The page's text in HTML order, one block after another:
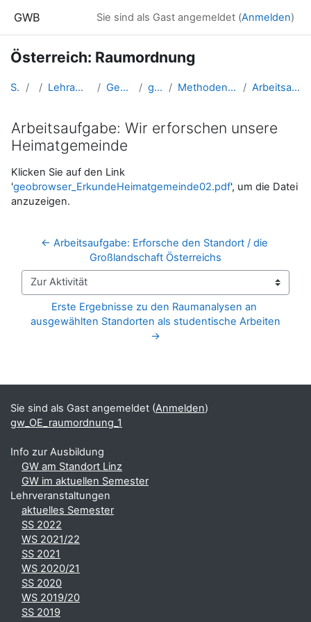
GWB Sie sind als Gast angemeldet (Anmelden)
Österreich: Raumordnung
Startseite Kurse Lehramtsausbildung GW im Cluster Österreich Mitte Gebundenes Wahlfach: Österreich gw_OE_raumordnung_1 Methodenwissen - Fertigkeiten zur Arbeit an Raumordnungsfragen Arbeitsaufgabe: Wir erforschen unsere Heimatgemeinde
Arbeitsaufgabe: Wir erforschen unsere
Heimatgemeinde
Abschlussbedingungen
Klicken Sie auf den Link
'geobrowser_ErkundeHeimatgemeinde02.pdf', um die Datei
anzuzeigen.
← Arbeitsaufgabe: Erforsche den Standort / die
Großlandschaft Österreichs
Zur Aktivität
Erste Ergebnisse zu den Raumanalysen an
ausgewählten Standorten als studentische Arbeiten
→
Ergänzungsblöcke
Sie sind als Gast angemeldet (Anmelden)
gw_OE_raumordnung_1
Info zur Ausbildung
GW am Standort Linz
GW im aktuellen Semester
Lehrveranstaltungen
aktuelles Semester
SS 2022
WS 2021/22
SS 2021
WS 2020/21
SS 2020
WS 2019/20
SS 2019